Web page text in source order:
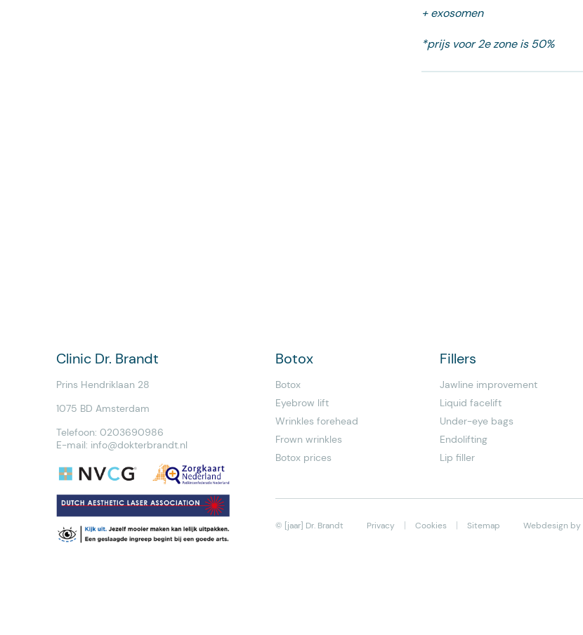
+ exosomen
*prijs voor 2e zone is 50%
Clinic Dr. Brandt
Prins Hendriklaan 28
1075 BD Amsterdam
Telefoon: 0203690986
E-mail: info@dokterbrandt.nl
Botox
Botox
Eyebrow lift
Wrinkles forehead
Frown wrinkles
Botox prices
Fillers
Jawline improvement
Liquid facelift
Under-eye bags
Endolifting
Lip filler
© [jaar] Dr. Brandt Privacy | Cookies | Sitemap Webdesign by